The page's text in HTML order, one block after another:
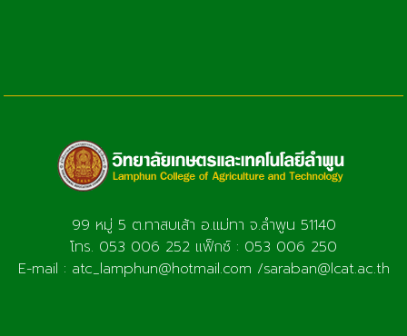
99 หมู่ 5 ต.ทาสบเส้า อ.แม่ทา จ.ลำพูน 51140
โทร. 053 006 252 แฟ็กซ์ : 053 006 250
E-mail : atc_lamphun@hotmail.com /saraban@lcat.ac.th